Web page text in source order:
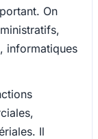
On
informatiques
Il